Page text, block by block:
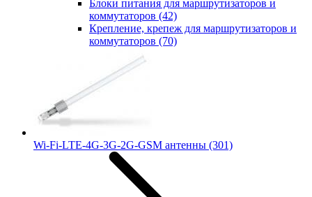
Блоки питания для маршрутизаторов и
коммутаторов (42)
Крепление, крепеж для маршрутизаторов и
коммутаторов (70)
Wi-Fi-LTE-4G-3G-2G-GSM антенны (301)